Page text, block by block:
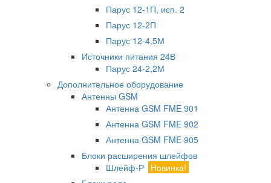
Парус 12-1П, исп. 2
Парус 12-2П
Парус 12-4,5М
Источники питания 24В
Парус 24-2,2М
Дополнительное оборудование
Антенны GSM
Антенна GSM FME 901
Антенна GSM FME 902
Антенна GSM FME 905
Блоки расширения шлейфов
Шлейф-Р Новинка!